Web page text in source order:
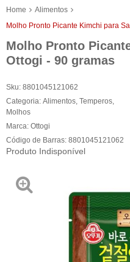
Home
Alimentos
Molho Pronto Picante Kimchi para
Molho Pronto
Ottogi - 90 gramas
Sku: 8801045121062
Categoria: Alimentos Temperos
Molhos
Marca: Ottogi
Código de Barras: 8801045121062
Produto Indisponível